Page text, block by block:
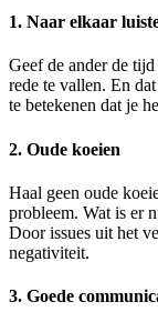
1. Naar elkaar
Geef de ander de
rede te vallen. En
te betekenen dat je
2. Oude koeien
Haal geen oude
probleem. Wat is er
Door issues uit het
negativiteit.
3. Goede